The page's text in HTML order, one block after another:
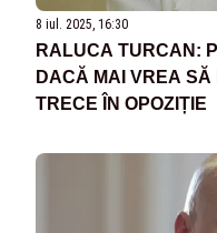
8 iul. 2025, 16:30
RALUCA TURCAN:
DACĂ MAI VREA
TRECE ÎN OPOZIȚIE